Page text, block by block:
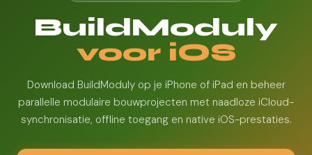
BuildModuly
voor iOS
Download BuildModuly op je iPhone of iPad en beheer
parallelle modulaire bouwprojecten met naadloze iCloud-
synchronisatie, offline toegang en native iOS-prestaties.